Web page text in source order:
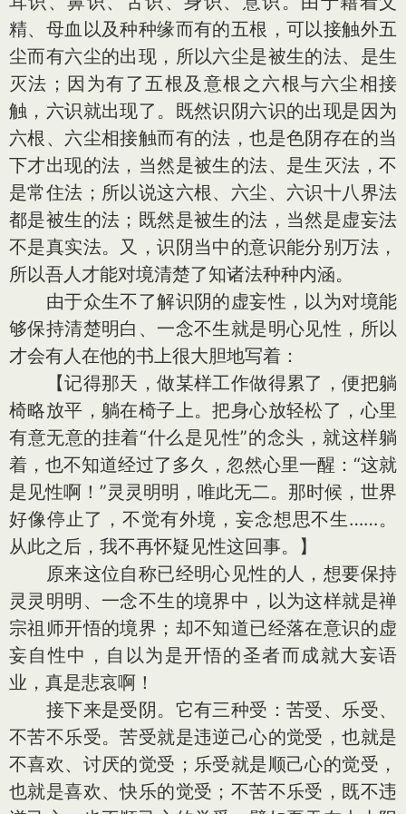
精、母血以及种种缘而有的五根，可以接触外五
尘而有六尘的出现，所以六尘是被生的法、是生
灭法；因为有了五根及意根之六根与六尘相接
触，六识就出现了。既然识阴六识的出现是因为
六根、六尘相接触而有的法，也是色阴存在的当
下才出现的法，当然是被生的法、是生灭法，不
是常住法；所以说这六根、六尘、六识十八界法
都是被生的法；既然是被生的法，当然是虚妄法
不是真实法。又，识阴当中的意识能分别万法，
所以吾人才能对境清楚了知诸法种种内涵。
由于众生不了解识阴的虚妄性，以为对境能
够保持清楚明白、一念不生就是明心见性，所以
才会有人在他的书上很大胆地写着：
【记得那天，做某样工作做得累了，便把躺
椅略放平，躺在椅子上。把身心放轻松了，心里
有意无意的挂着“什么是见性”的念头，就这样躺
着，也不知道经过了多久，忽然心里一醒：“这就
是见性啊！”灵灵明明，唯此无二。那时候，世界
好像停止了，不觉有外境，妄念想思不生……。
从此之后，我不再怀疑见性这回事。】
原来这位自称已经明心见性的人，想要保持
灵灵明明、一念不生的境界中，以为这样就是禅
宗祖师开悟的境界；却不知道已经落在意识的虚
妄自性中，自以为是开悟的圣者而成就大妄语
业，真是悲哀啊！
接下来是受阴。它有三种受：苦受、乐受、
不苦不乐受。苦受就是违逆己心的觉受，也就是
不喜欢、讨厌的觉受；乐受就是顺己心的觉受，
也就是喜欢、快乐的觉受；不苦不乐受，既不违